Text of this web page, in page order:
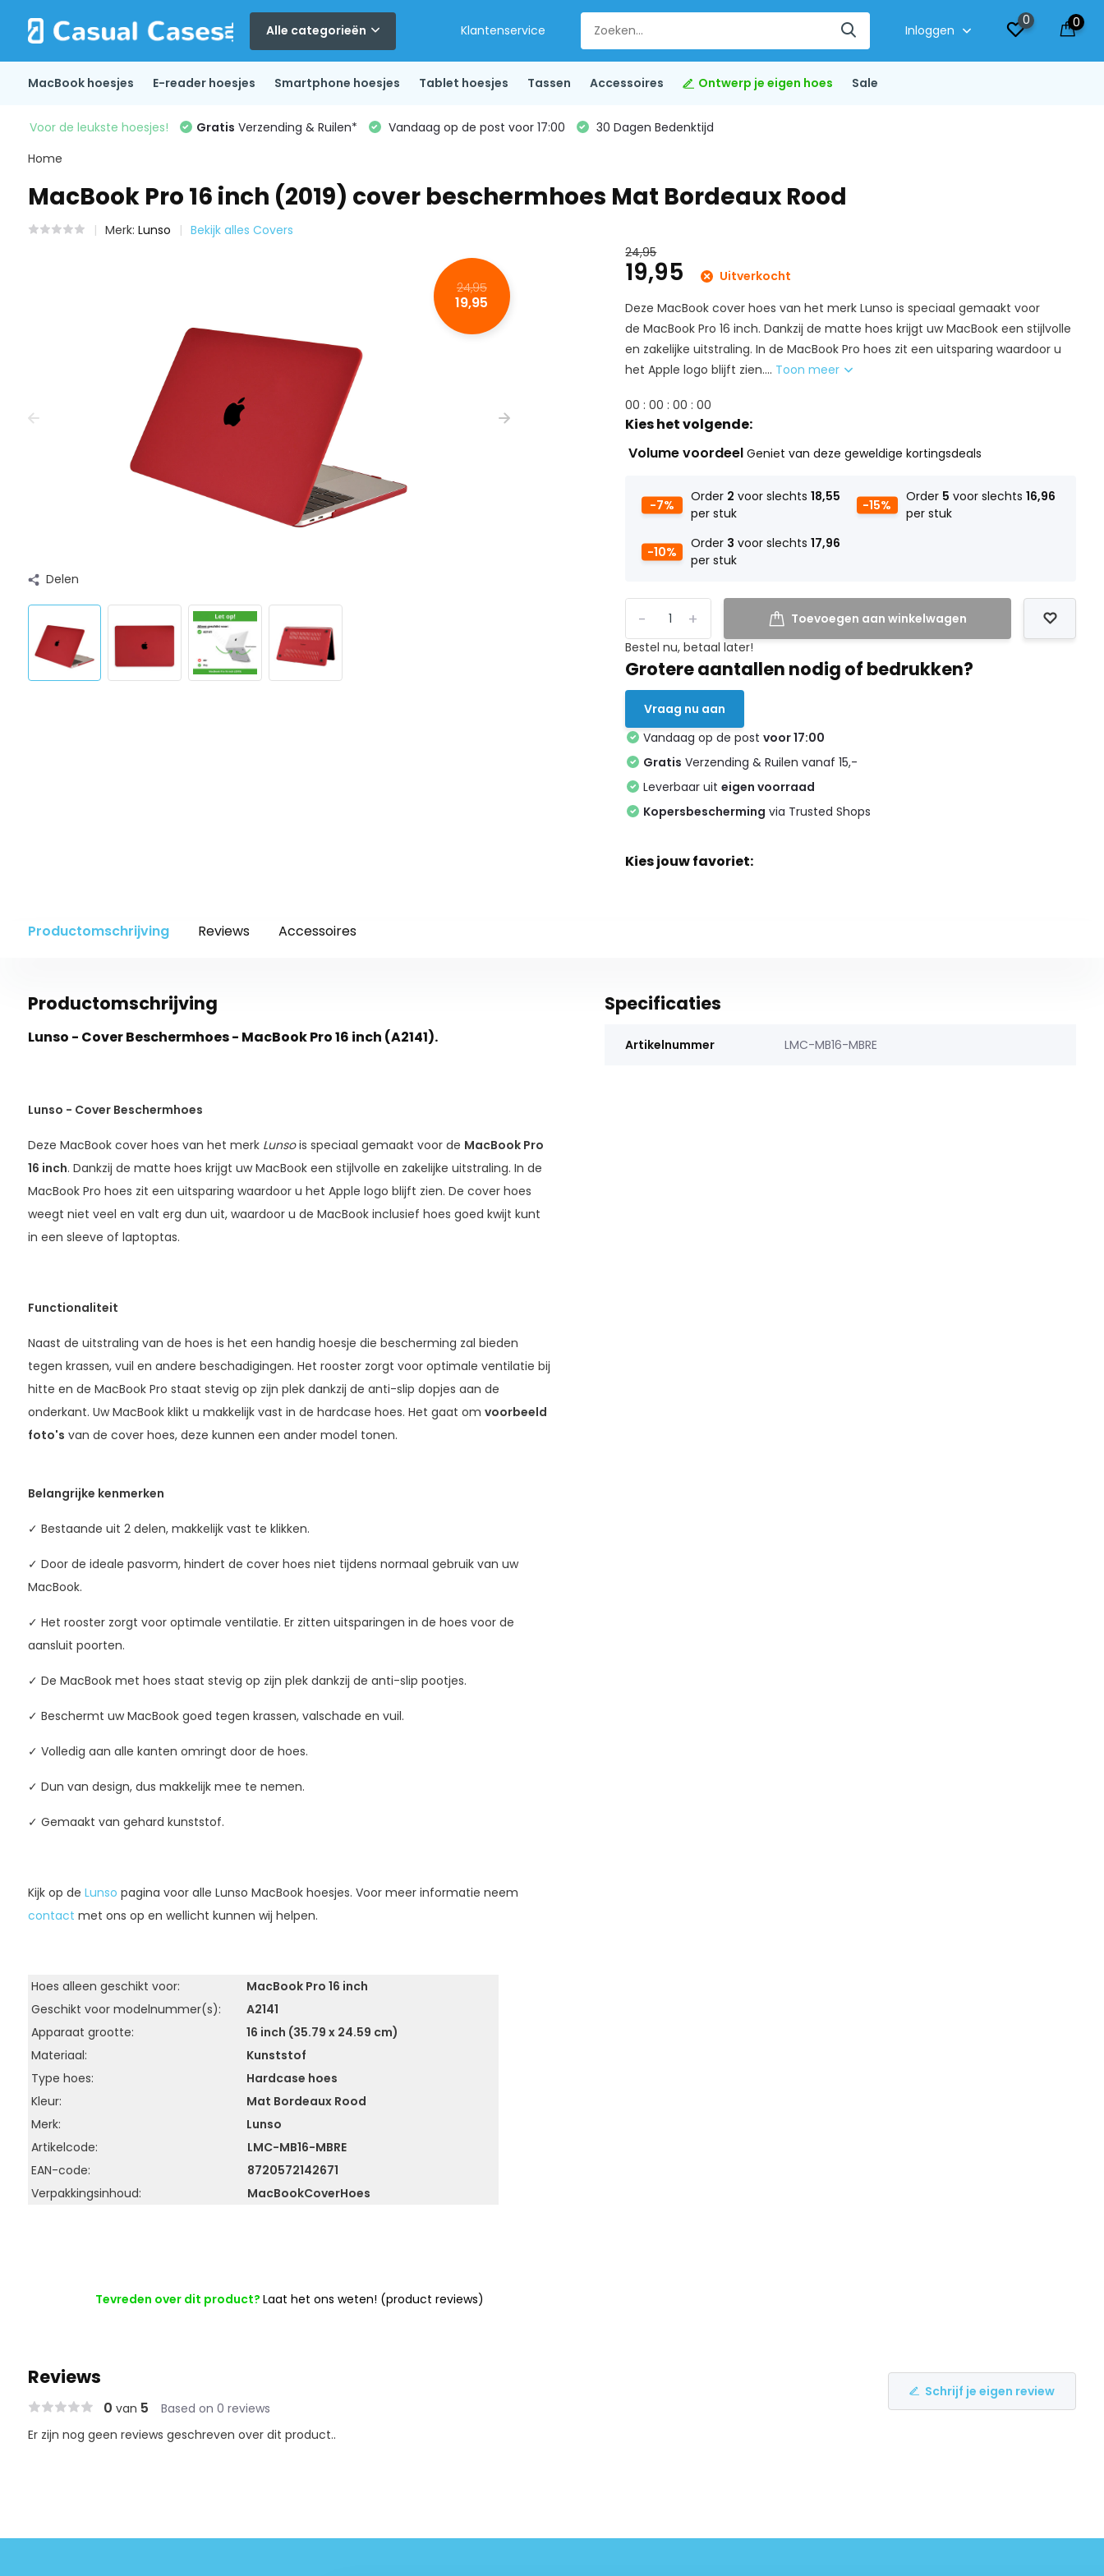
Alle categorieën Klantenservice Inloggen
0 0
MacBook hoesjes E-reader hoesjes Smartphone hoesjes Tablet hoesjes Tassen Accessoires Ontwerp je eigen hoes Sale
Voor de leukste hoesjes! Gratis Verzending & Ruilen* Vandaag op de post voor 17:00
30 Dagen Bedenktijd
Home
MacBook Pro 16 inch (2019) cover beschermhoes Mat Bordeaux Rood
Merk: Lunso Bekijk alles Covers
24,95
19,95
Delen
24,95
19,95
Uitverkocht
Deze MacBook cover hoes van het merk Lunso is speciaal gemaakt voor
de MacBook Pro 16 inch. Dankzij de matte hoes krijgt uw MacBook een stijlvolle
en zakelijke uitstraling. In de MacBook Pro hoes zit een uitsparing waardoor u
het Apple logo blijft zien.... Toon meer
00 :00 :00 :00
Kies het volgende:
Volume voordeelGeniet van deze geweldige kortingsdeals
-7%
Order 2 voor slechts18,55
per stuk
-10%
Order 3 voor slechts17,96
per stuk
-15%
Order 5 voor slechts 16,96
per stuk
+
-
Toevoegen aan winkelwagen
Bestel nu, betaal later!
Grotere aantallen nodig of bedrukken?
Vraag nu aan
Vandaag op de postvoor 17:00
Gratis Verzending & Ruilen vanaf 15,-
Leverbaar uiteigen voorraad
Kopersbescherming via Trusted Shops
Kies jouw favoriet:
Productomschrijving Reviews Accessoires
Productomschrijving
Lunso - Cover Beschermhoes - MacBook Pro 16 inch (A2141).
Lunso - Cover Beschermhoes
Deze MacBook cover hoes van het merk Lunsois speciaal gemaakt voor de MacBook Pro
16 inch. Dankzij de matte hoes krijgt uw MacBook een stijlvolle en zakelijke uitstraling. In de
MacBook Pro hoes zit een uitsparing waardoor u het Apple logo blijft zien. De cover hoes
weegt niet veel en valt erg dun uit, waardoor u de MacBook inclusief hoes goed kwijt kunt
in een sleeve of laptoptas.
Functionaliteit
Naast de uitstraling van de hoes is het een handig hoesje die bescherming zal bieden
tegen krassen, vuil en andere beschadigingen. Het rooster zorgt voor optimale ventilatie bij
hitte en de MacBook Pro staat stevig op zijn plek dankzij de anti-slip dopjes aan de
onderkant. Uw MacBook klikt u makkelijk vast in de hardcase hoes. Het gaat om voorbeeld
foto's van de cover hoes, deze kunnen een ander model tonen.
Belangrijke kenmerken
✓ Bestaande uit 2 delen, makkelijk vast te klikken.
✓ Door de ideale pasvorm, hindert de cover hoes niet tijdens normaal gebruik van uw
MacBook.
✓ Het rooster zorgt voor optimale ventilatie. Er zitten uitsparingen in de hoes voor de
aansluit poorten.
✓ De MacBook met hoes staat stevig op zijn plek dankzij de anti-slip pootjes.
✓ Beschermt uw MacBook goed tegen krassen, valschade en vuil.
✓ Volledig aan alle kanten omringt door de hoes.
✓ Dun van design, dus makkelijk mee te nemen.
✓ Gemaakt van gehard kunststof.
Kijk op de Lunso pagina voor alle Lunso MacBook hoesjes. Voor meer informatie neem
contact met ons op en wellicht kunnen wij helpen.
Hoes alleen geschikt voor:
MacBook Pro 16 inch
Geschikt voor modelnummer(s):
A2141
Apparaat grootte:
16 inch (35.79 x 24.59 cm)
Materiaal:
Kunststof
Type hoes:
Hardcase hoes
Kleur:
Mat Bordeaux Rood
Merk:
Lunso
Artikelcode:
LMC-MB16-MBRE
EAN-code:
8720572142671
Verpakkingsinhoud:
MacBookCoverHoes
Tevreden over dit product?Laat het ons weten! (product reviews)
Specificaties
Artikelnummer LMC-MB16-MBRE
Reviews
0 van 5 Based on 0 reviews
Schrijf je eigen review
Er zijn nog geen reviews geschreven over dit product..